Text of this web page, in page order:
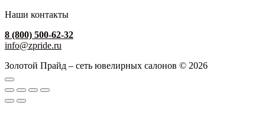
Наши контакты
8 (800) 500-62-32
info@zpride.ru
Золотой Прайд – сеть ювелирных салонов © 2026